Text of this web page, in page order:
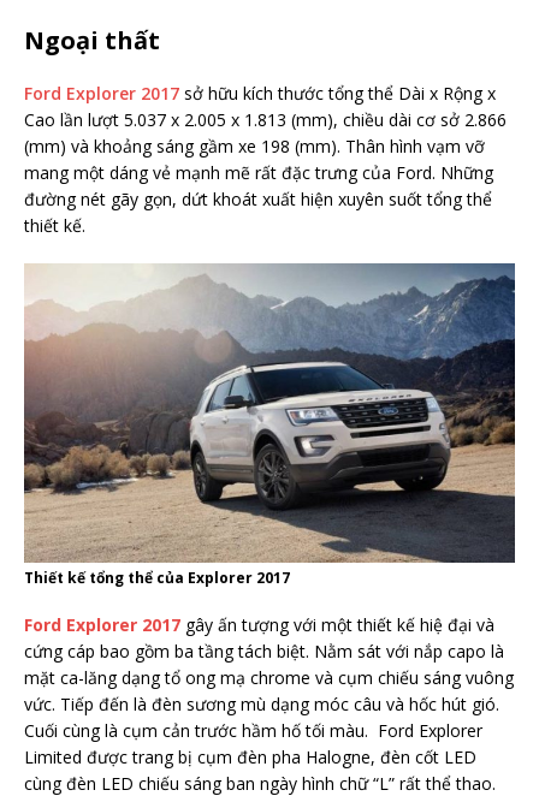
Ngoại thất
Ford Explorer 2017 sở hữu kích thước tổng thể Dài x Rộng x
Cao lần lượt 5.037 x 2.005 x 1.813 (mm), chiều dài cơ sở 2.866
(mm) và khoảng sáng gầm xe 198 (mm). Thân hình vạm vỡ
mang một dáng vẻ mạnh mẽ rất đặc trưng của Ford. Những
đường nét gãy gọn, dứt khoát xuất hiện xuyên suốt tổng thể
thiết kế.
Thiết kế tổng thể của Explorer 2017
Ford Explorer 2017 gây ấn tượng với một thiết kế hiệ đại và
cứng cáp bao gồm ba tầng tách biệt. Nằm sát với nắp capo là
mặt ca-lăng dạng tổ ong mạ chrome và cụm chiếu sáng vuông
vức. Tiếp đến là đèn sương mù dạng móc câu và hốc hút gió.
Cuối cùng là cụm cản trước hầm hố tối màu. Ford Explorer
Limited được trang bị cụm đèn pha Halogne, đèn cốt LED
cùng đèn LED chiếu sáng ban ngày hình chữ “L” rất thể thao.